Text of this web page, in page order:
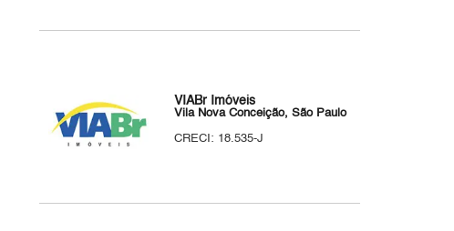
VIABr Imóveis
Vila Nova Conceição, São Paulo
CRECI: 18.535-J